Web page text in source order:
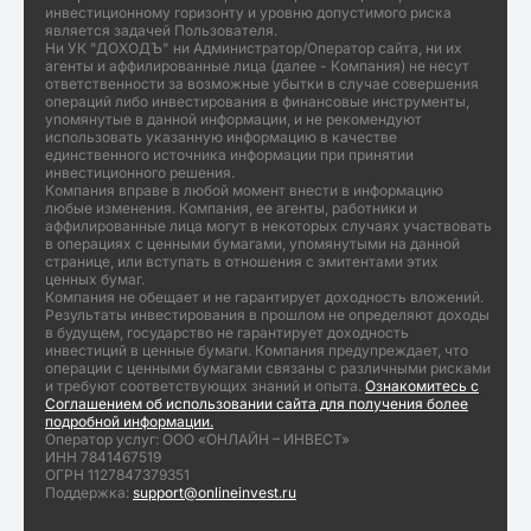
инвестиционному горизонту и уровню допустимого риска
является задачей Пользователя.
Ни УК "ДОХОДЪ" ни Администратор/Оператор сайта, ни их
агенты и аффилированные лица (далее - Компания) не несут
ответственности за возможные убытки в случае совершения
операций либо инвестирования в финансовые инструменты,
упомянутые в данной информации, и не рекомендуют
использовать указанную информацию в качестве
единственного источника информации при принятии
инвестиционного решения.
Компания вправе в любой момент внести в информацию
любые изменения. Компания, ее агенты, работники и
аффилированные лица могут в некоторых случаях участвовать
в операциях с ценными бумагами, упомянутыми на данной
странице, или вступать в отношения с эмитентами этих
ценных бумаг.
Компания не обещает и не гарантирует доходность вложений.
Результаты инвестирования в прошлом не определяют доходы
в будущем, государство не гарантирует доходность
инвестиций в ценные бумаги. Компания предупреждает, что
операции с ценными бумагами связаны с различными рисками
и требуют соответствующих знаний и опыта. Ознакомитесь с
Соглашением об использовании сайта для получения более
подробной информации.
Оператор услуг: ООО «ОНЛАЙН – ИНВЕСТ»
ИНН 7841467519
ОГРН 1127847379351
Поддержка: support@onlineinvest.ru